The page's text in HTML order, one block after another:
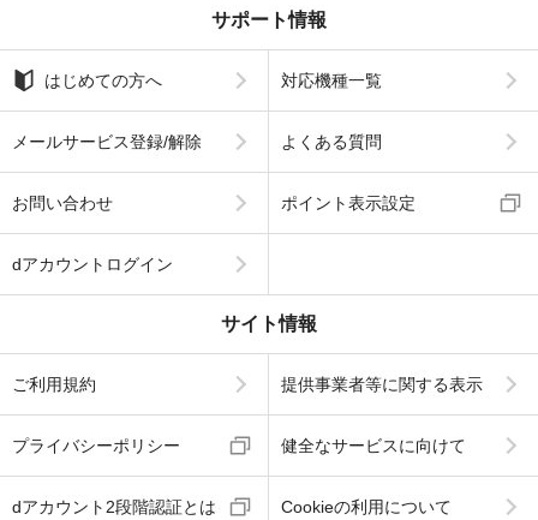
サポート情報
はじめての方へ 対応機種一覧
メールサービス登録/解除 よくある質問
お問い合わせ ポイント表示設定
dアカウントログイン
サイト情報
ご利用規約 提供事業者等に関する表示
プライバシーポリシー 健全なサービスに向けて
dアカウント2段階認証とは Cookieの利用について